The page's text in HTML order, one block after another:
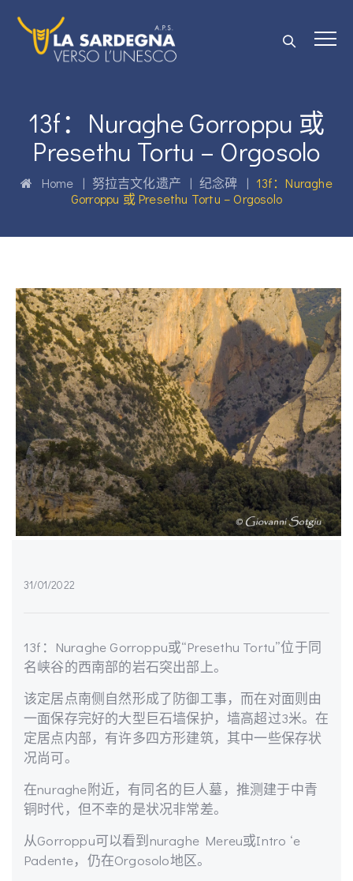
13f：Nuraghe Gorroppu 或
Presethu Tortu – Orgosolo
Home | 努拉吉文化遗产 | 纪念碑 | 13f：Nuraghe
Gorroppu 或 Presethu Tortu – Orgosolo
31/01/2022
13f：Nuraghe Gorroppu或“Presethu Tortu”位于同
名峡谷的西南部的岩石突出部上。
该定居点南侧自然形成了防御工事，而在对面则由
一面保存完好的大型巨石墙保护，墙高超过3米。在
定居点内部，有许多四方形建筑，其中一些保存状
况尚可。
在nuraghe附近，有同名的巨人墓，推测建于中青
铜时代，但不幸的是状况非常差。
从Gorroppu可以看到nuraghe Mereu或Intro ‘e
Padente，仍在Orgosolo地区。